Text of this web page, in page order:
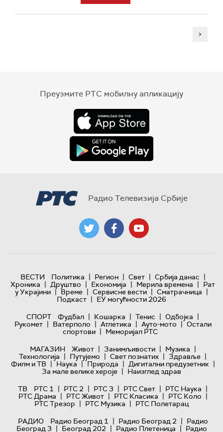
>
Преузмите РТС мобилну апликацију
Радио Телевизија Србије
ВЕСТИ Политика | Регион | Свет | Србија данас |
Хроника | Друштво | Економија | Мерила времена | Рат
у Украјини | Време | Сервисне вести | Сматрачница |
Подкаст | ЕУ могућности 2026
СПОРТ
Фудбал | Кошарка | Тенис | Одбојка |
Рукомет | Ватерполо | Атлетика | Ауто-мото | Остали
спортови | Меморијал РТС
МАГАЗИН
Живот | Занимљивости | Музика |
Технологијa | Путујемо | Свет познатих | Здравље |
Филм и ТВ | Наука | Природа | Дигитални предузетник |
За мале велике хероје | Наизглед здрав
ТВ
РТС 1 | РТС 2 | РТС 3 | РТС Свет | РТС Наука |
РТС Драма | РТС Живот | РТС Класика | РТС Коло |
РТС Трезор | РТС Музика | РТС Полетарац
РАДИО
Радио Београд 1 | Радио Београд 2 | Радио
Београд 3 | Београд 202 | Радио Плетеница | Радио